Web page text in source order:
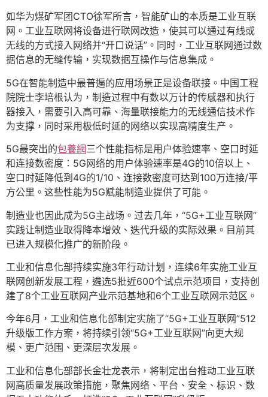
如华为煤矿军团CTO徐军所言，智能矿山的本质是工业互联
网。工业互联网将设备进行联网改造，使其可以通过有线或
无线的方式接入网络并“开口说话”。同时，工业互联网通过数
据信息的无缝传输，实现数据互操作与信息集成。
5G在智能制造中最普遍的应用场景正是设备联接。中国工程
院院士李培根认为，制造过程中有数以万计的传感器和执行
器接入，需要引入高可靠、海量联接能力的无线通信技术作
为支撑，同时采用极低时延的网络以实现高精度生产。
5G最突出的包養網三个性能指标是用户体验速率、空口时延
和连接数密度：5G网络的用户体验速率是4G的10倍以上、
空口时延降低到4G的1/10、连接数密度可达到100万连接/平
方公里。这些性能为5G赋能制造业提供了可能。
制造业也因此成为5G主战场。过去几年，“5G+工业互联网”
实践让制造业取得降本增效、迭代升级的实际效果。目前其
已进入规模化推广的新阶段。
工业和信息化部持续实施3年行动计划，连续6年实施工业互
联网创新发展工程，遴选5批近600个试点示范项目，支持创
建了8个工业互联网产业示范基地和6个工业互联网示范区。
今年6月，工业和信息化部制定实施了“5G+工业互联网”512
升级版工作方案，将持续引领“5G+工业互联网”向更大规
模、更广范围、更深层次发展。
工业和信息化部部长金壮龙表示，将制定出台推动工业互联
网高质量发展政策措施，聚焦网络、平台、安全、标识、数